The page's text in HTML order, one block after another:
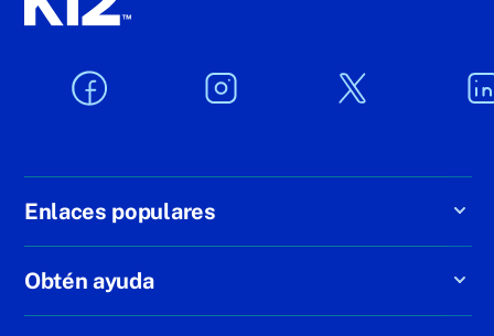
Enlaces populares
Obtén ayuda